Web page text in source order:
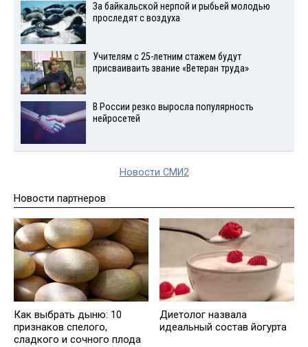
За байкальской нерпой и рыбьей молодью
проследят с воздуха
Учителям с 25-летним стажем будут
присваиваить звание «Ветеран труда»
В России резко выросла популярность
нейросетей
Новости СМИ2
Новости партнеров
Как выбрать дыню: 10
признаков спелого,
сладкого и сочного плода
Диетолог назвала
идеальный состав йогурта